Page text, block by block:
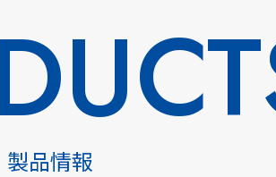
製品情報